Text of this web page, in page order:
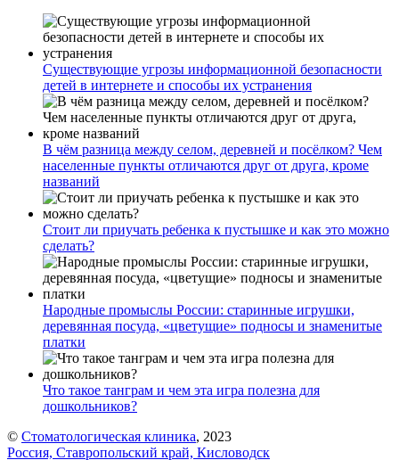
Существующие угрозы информационной безопасности
детей в интернете и способы их устранения
В чём разница между селом, деревней и посёлком? Чем
населенные пункты отличаются друг от друга, кроме
названий
Стоит ли приучать ребенка к пустышке и как это можно
сделать?
Народные промыслы России: старинные игрушки,
деревянная посуда, «цветущие» подносы и знаменитые
платки
Что такое танграм и чем эта игра полезна для
дошкольников?
© Стоматологическая клиника, 2023
Россия, Ставропольский край, Кисловодск